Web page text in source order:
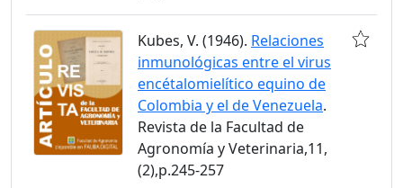
Kubes, V. (1946). Relaciones
inmunológicas entre el virus
encétalomielítico equino de
Colombia y el de Venezuela.
Revista de la Facultad de
Agronomía y Veterinaria,11,
(2),p.245-257